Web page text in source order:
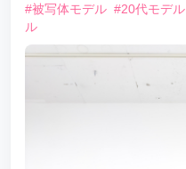
#被写体モデル #20代モデル
ル